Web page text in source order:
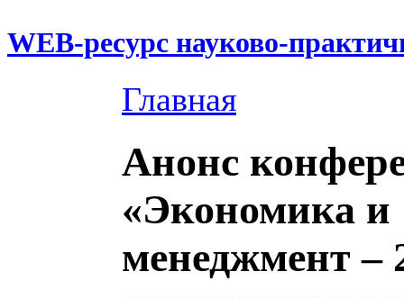
WEB-ресурс науково-
Главная
Анонс
«Экономика и
менеджмент –